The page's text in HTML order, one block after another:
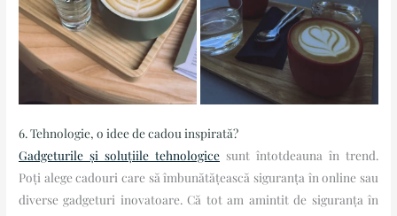
6. Tehnologie, o idee de cadou inspirată?
Gadgeturile și soluțiile tehnologice sunt întotdeauna în trend.
Poți alege cadouri care să îmbunătățească siguranța în online sau
diverse gadgeturi inovatoare. Că tot am amintit de siguranța în